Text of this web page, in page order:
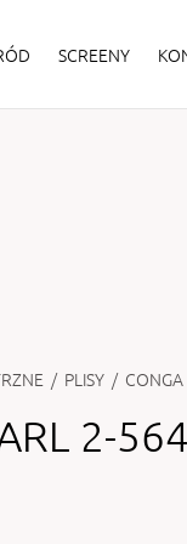
SCREENY
/ PLISY /
2-